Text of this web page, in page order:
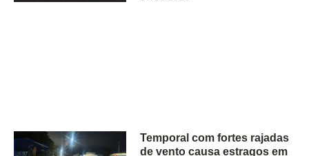
Temporal com fortes rajadas
de vento causa estragos em